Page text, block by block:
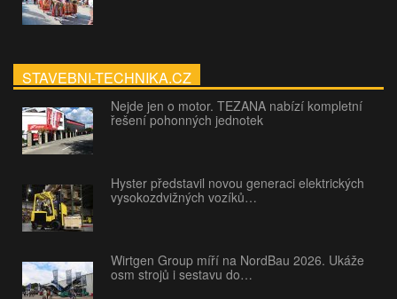
STAVEBNI-TECHNIKA.CZ
Nejde jen o motor. TEZANA nabízí kompletní
řešení pohonných jednotek
Hyster představil novou generaci elektrických
vysokozdvižných vozíků…
Wirtgen Group míří na NordBau 2026. Ukáže
osm strojů i sestavu do…